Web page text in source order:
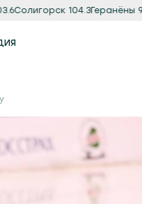
104.3 Геранёны 97.8